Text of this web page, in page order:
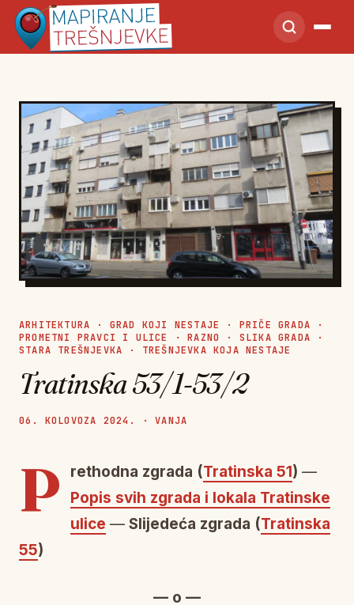
ARHITEKTURA · GRAD KOJI NESTAJE · PRIČE GRADA ·
PROMETNI PRAVCI I ULICE
·RAZNO · SLIKA GRADA ·
STARA TREŠNJEVKA · TREŠNJEVKA KOJA NESTAJE
Tratinska 53/1-53/2
06. KOLOVOZA 2024. · VANJA
P rethodna zgrada (Tratinska 51) —
Popis svih zgrada i lokala Tratinske
ulice — Slijedeća zgrada (Tratinska
55)
— o —